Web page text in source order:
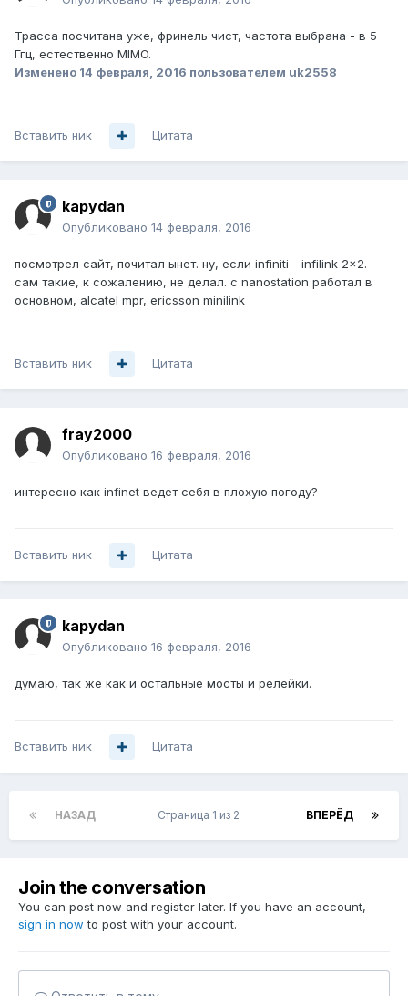
Трасса посчитана уже, фринель чист, частота выбрана - в 5
Ггц, естественно MIMO.
Изменено 14 февраля, 2016 пользователем uk2558
Вставить ник Цитата
kapydan
Опубликовано 14 февраля, 2016
посмотрел сайт, почитал ынет. ну, если infiniti - infilink 2x2.
сам такие, к сожалению, не делал. с nanostation работал в
основном, alcatel mpr, ericsson minilink
Вставить ник Цитата
fray2000
Опубликовано 16 февраля, 2016
интересно как infinet ведет себя в плохую погоду?
Вставить ник Цитата
kapydan
Опубликовано 16 февраля, 2016
думаю, так же как и остальные мосты и релейки.
Вставить ник Цитата
НАЗАД ВПЕРЁД
Страница 1 из 2
Join the conversation
You can post now and register later. If you have an account,
sign in now to post with your account.